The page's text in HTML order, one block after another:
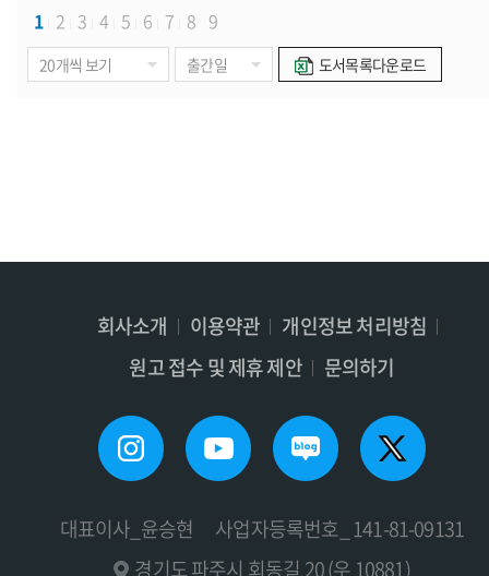
1 2 3 4 5 6 7 8 9
도서목록다운로드
회사소개 이용약관
개인정보 처리방침
원고 접수 및 제휴 제안
문의하기
대표이사_윤승현
사업자등록번호_ 141-81-09131
경기도 파주시 회동길 20 (우 10881)